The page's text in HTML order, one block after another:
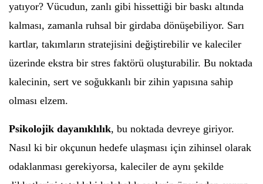
yatıyor? Vücudun, zanlı gibi hissettiği bir baskı altında
kalması, zamanla ruhsal bir girdaba dönüşebiliyor. Sarı
kartlar, takımların stratejisini değiştirebilir ve kaleciler
üzerinde ekstra bir stres faktörü oluşturabilir. Bu noktada
kalecinin, sert ve soğukkanlı bir zihin yapısına sahip
olması elzem.
Psikolojik dayanıklılık, bu noktada devreye giriyor.
Nasıl ki bir okçunun hedefe ulaşması için zihinsel olarak
odaklanması gerekiyorsa, kaleciler de aynı şekilde